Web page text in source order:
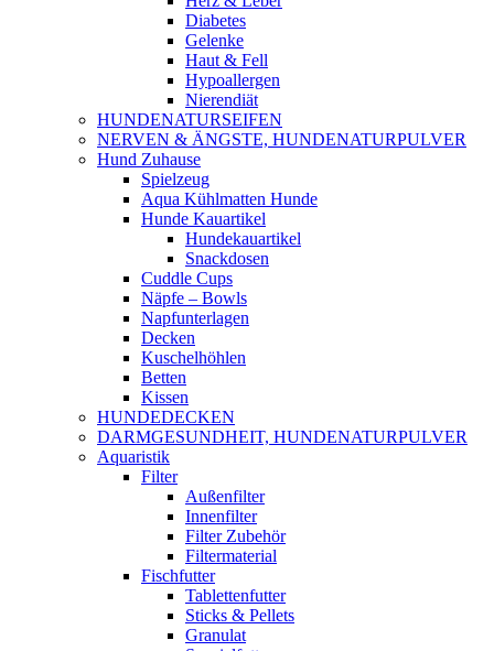
Diabetes
Gelenke
Haut & Fell
Hypoallergen
Nierendiät
HUNDENATURSEIFEN
NERVEN & ÄNGSTE, HUNDENATURPULVER
Hund Zuhause
Spielzeug
Aqua Kühlmatten Hunde
Hunde Kauartikel
Hundekauartikel
Snackdosen
Cuddle Cups
Näpfe – Bowls
Napfunterlagen
Decken
Kuschelhöhlen
Betten
Kissen
HUNDEDECKEN
DARMGESUNDHEIT, HUNDENATURPULVER
Aquaristik
Filter
Außenfilter
Innenfilter
Filter Zubehör
Filtermaterial
Fischfutter
Tablettenfutter
Sticks & Pellets
Granulat